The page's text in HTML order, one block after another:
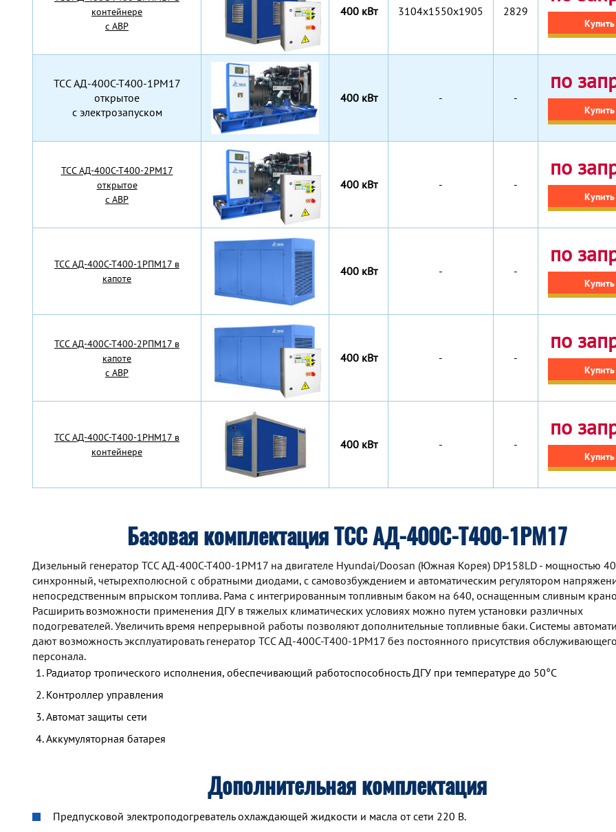
контейнере
с АВР
400 кВт 3104х1550х1905 2829
Купить
TCC АД-400С-Т400-1РМ17
открытое
с электрозапуском
400 кВт - -
по
Купить
TCC АД-400С-Т400-2РМ17
открытое
с АВР
400 кВт - -
по
Купить
TCC АД-400С-Т400-1РПМ17 в
капоте
400 кВт - -
по
Купить
TCC АД-400С-Т400-2РПМ17 в
капоте
с АВР
400 кВт - -
по
Купить
TCC АД-400С-Т400-1РНМ17 в
контейнере
400 кВт - -
по
Купить
Базовая комплектация ТСС АД-400С-Т400-1РМ17
Дизельный генератор TCC АД-400С-Т400-1РМ17 на двигателе Hyundai/Doosan (Южная Корея) DP158LD - мощностью
синхронный, четырехполюсной с обратными диодами, с самовозбуждением и автоматическим регулятором
непосредственным впрыском топлива. Рама с интегрированным топливным баком на 640, оснащенным сливным
Расширить возможности применения ДГУ в тяжелых климатических условиях можно путем установки различных
подогревателей. Увеличить время непрерывной работы позволяют дополнительные топливные баки. Системы
дают возможность эксплуатировать генератор TCC АД-400С-Т400-1РМ17 без постоянного присутствия
персонала.
Радиатор тропического исполнения, обеспечивающий работоспособность ДГУ при температуре до 50°С
Контроллер управления
Автомат защиты сети
Аккумуляторная батарея
Дополнительная комплектация
Предпусковой электроподогреватель охлаждающей жидкости и масла от сети 220 В.